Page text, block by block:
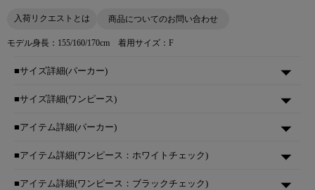
入荷リクエストとは 商品についてのお問い合わせ
モデル身長：155/160/170cm 着用サイズ：F
■サイズ詳細(パーカー)
■サイズ詳細(ワンピース)
■アイテム詳細(パーカー)
■アイテム詳細(ワンピース：ホワイトチェック)
■アイテム詳細(ワンピース：ブラックチェック)